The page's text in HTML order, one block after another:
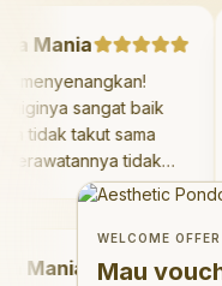
Mania
menyenangkan!
giginya sangat baik
saya tidak takut sama
Perawatannya tidak
dan saya bisa bermain
suka pergi ke dokter
sekarang!
"
Welcome Offer
Mau voucher
WELCOME OFFER
Mau